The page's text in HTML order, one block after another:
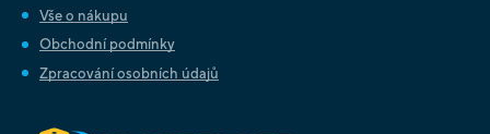
Vše o nákupu
Obchodní podmínky
Zpracování osobních údajů